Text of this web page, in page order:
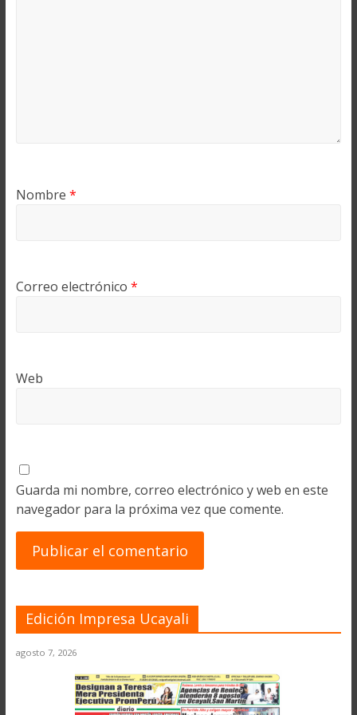
Nombre *
Correo electrónico *
Web
Guarda mi nombre, correo electrónico y web en este
navegador para la próxima vez que comente.
Edición Impresa Ucayali
agosto 7, 2026